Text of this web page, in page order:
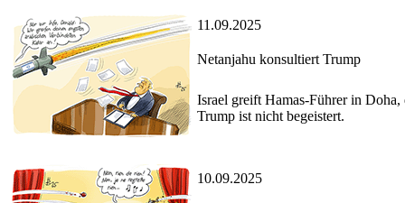
11.09.2025
Netanjahu konsultiert Trump
Israel greift Hamas-Führer in
Trump ist nicht begeistert.
10.09.2025